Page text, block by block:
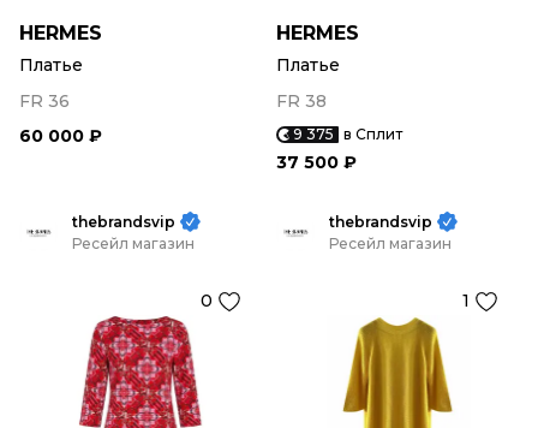
HERMES
Платье
FR 36
60 000 ₽
HERMES
Платье
FR 38
9 375 в Сплит
37 500 ₽
thebrandsvip
Ресейл магазин
0
thebrandsvip
Ресейл магазин
1